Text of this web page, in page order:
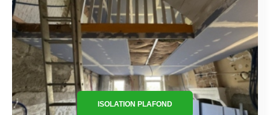
ISOLATION PLAFOND